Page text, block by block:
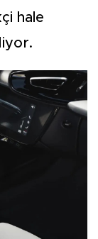
hale